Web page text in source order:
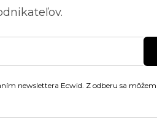
newslettera Ecwid. Z odberu sa